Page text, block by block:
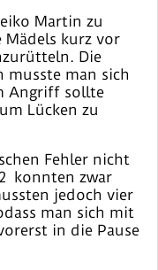
Martin zu
Mädels kurz vor
Die
musste man sich
Angriff sollte
Lücken zu
Fehler nicht
konnten zwar
jedoch vier
man sich mit
in die Pause